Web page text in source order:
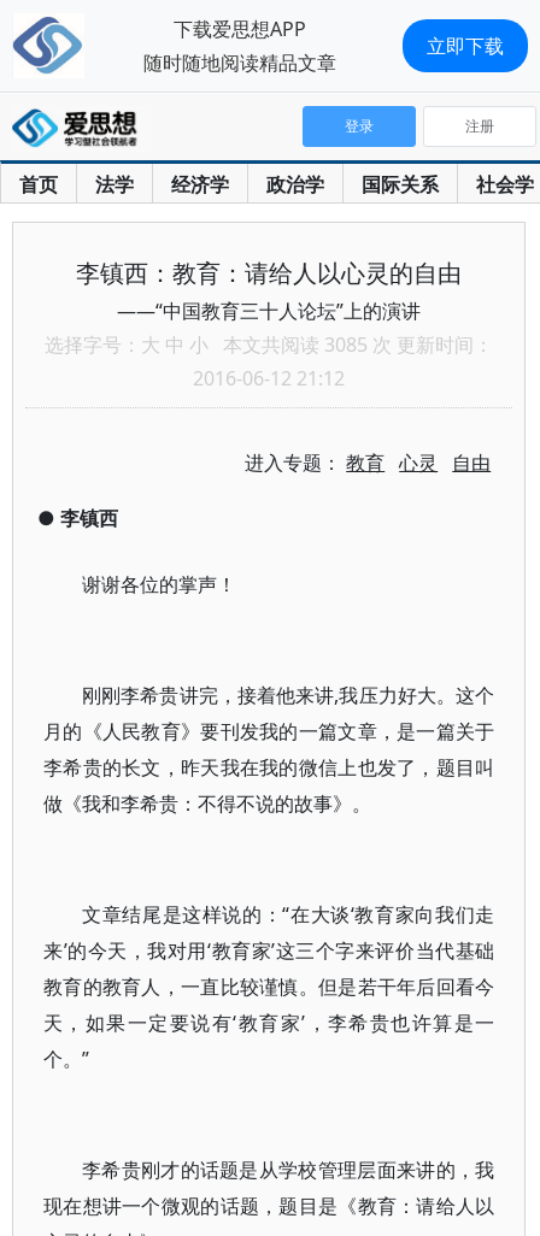
首页 法学 经济学 政治学 国际关系 社会学
登录 注册
李镇西：教育：请给人以心灵的自由
——“中国教育三十人论坛”上的演讲
选择字号： 大 中 小 本文共阅读 3085 次 更新时间：
2016-06-12 21:12
进入专题：教育 心灵 自由
● 李镇西
谢谢各位的掌声！
刚刚李希贵讲完，接着他来讲,我压力好大。这个
月的《人民教育》要刊发我的一篇文章，是一篇关于
李希贵的长文，昨天我在我的微信上也发了，题目叫
做《我和李希贵：不得不说的故事》。
文章结尾是这样说的：“在大谈‘教育家向我们走
来’的今天，我对用‘教育家’这三个字来评价当代基础
教育的教育人，一直比较谨慎。但是若干年后回看今
天，如果一定要说有‘教育家’，李希贵也许算是一
个。”
李希贵刚才的话题是从学校管理层面来讲的，我
现在想讲一个微观的话题，题目是《教育：请给人以
下载爱思想APP
随时随地阅读精品文章
立即下载